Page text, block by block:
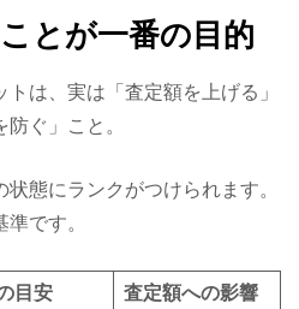
とが一番の目的
は、実は「査定額を上げる」
ぐ」こと。
態にランクがつけられます。
です。
目安
査定額への影響